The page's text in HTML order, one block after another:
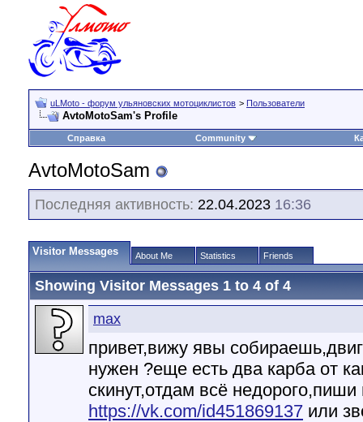
uLMoto - форум ульяновских мотоциклистов > Пользователи
AvtoMotoSam's Profile
Справка Community
AvtoMotoSam
Последняя активность: 22.04.2023 16:36
Visitor Messages About Me Statistics Friends
Showing Visitor Messages 1 to 4 of 4
max
привет,вижу явы
нужен ?еще есть два карба от
скинут,отдам всё недорого,пиши
https://vk.com/id451869137 или